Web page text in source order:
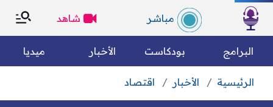
×
التصنيفات
× الرئسية
مباشر شاهد
البرامج بودكاست الأخبار ميديا
الرئيسية الأخبار اقتصاد